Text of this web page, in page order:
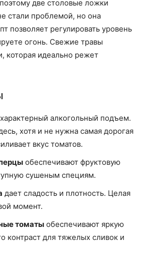
две столовые ложки
стали проблемой, но она
позволяет регулировать уровень
огонь. Свежие травы
которая идеально режет
алкогольный подъем.
хотя и не нужна самая дорогая
вкус томатов.
обеспечивают фруктовую
сушеным специям.
дает сладость и плотность. Целая
момент.
томаты обеспечивают яркую
контраст для тяжелых сливок и